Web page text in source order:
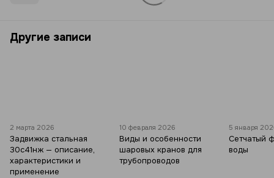
Другие записи
2 марта 2026
Задвижка стальная
30с41нж — описание,
характеристики и
применение
10 февраля 2026
Виды и особенности
шаровых кранов для
трубопроводов
5 января
Сетчатый
воды